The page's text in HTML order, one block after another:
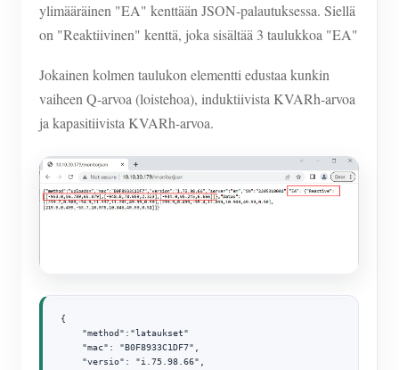
ylimääräinen "EA" kenttään JSON-palautuksessa. Siellä
on "Reaktiivinen" kenttä, joka sisältää 3 taulukkoa "EA"
Jokainen kolmen taulukon elementti edustaa kunkin
vaiheen Q-arvoa (loistehoa), induktiivista KVARh-arvoa
ja kapasitiivista KVARh-arvoa.
{
    "method":"lataukset"
    "mac": "B0F8933C1DF7",
    "versio": "i.75.98.66",